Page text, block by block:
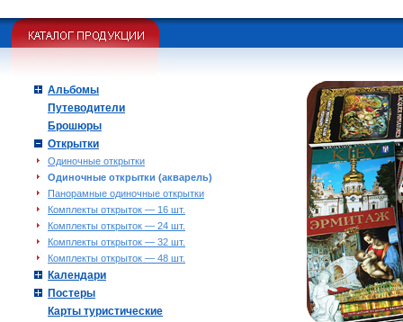
Альбомы
Путеводители
Брошюры
Открытки
Одиночные открытки
Одиночные открытки (акварель)
Панорамные одиночные открытки
Комплекты открыток — 16 шт.
Комплекты открыток — 24 шт.
Комплекты открыток — 32 шт.
Комплекты открыток — 48 шт.
Календари
Постеры
Карты туристические